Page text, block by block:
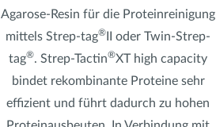
Agarose-Resin für die Proteinreinigung
mittels Strep-tag®
II oder Twin-Strep-
tag®. Strep-Tactin®XT high capacity
bindet rekombinante Proteine sehr
effizient und führt dadurch zu hohen